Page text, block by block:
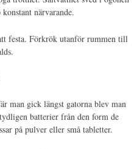
närvarande.
festa. Förkrök utanför rummen till
man gick längst gatorna blev man
batterier från den form de
på pulver eller små tabletter.